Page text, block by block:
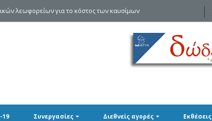
Κρήτη αγγίζουν τις 400.000!
19 Συνεργασίες Διεθνείς αγορές Εκθέσεις